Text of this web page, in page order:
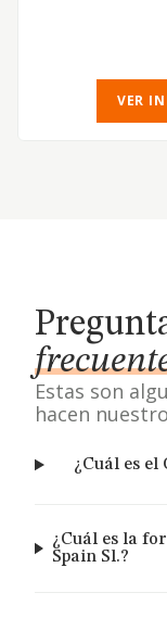
VER
Estas son
hacen
¿Cuál es el
¿Cuál es la
Spain Sl.?